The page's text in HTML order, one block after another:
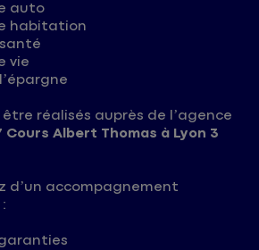
auto
habitation
vie
réalisés auprès de l’agence
Cours Albert Thomas à Lyon 3
d’un accompagnement